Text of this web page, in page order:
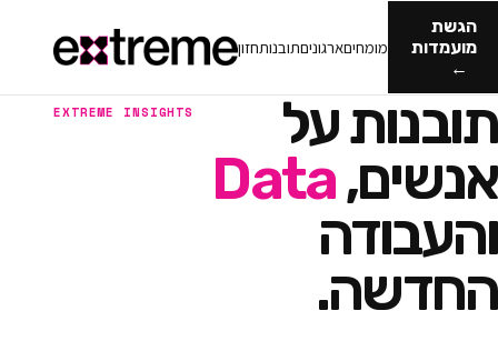
מומחיםארגונים תובנותחזון
על
Data
EXTREME INSIGHTS